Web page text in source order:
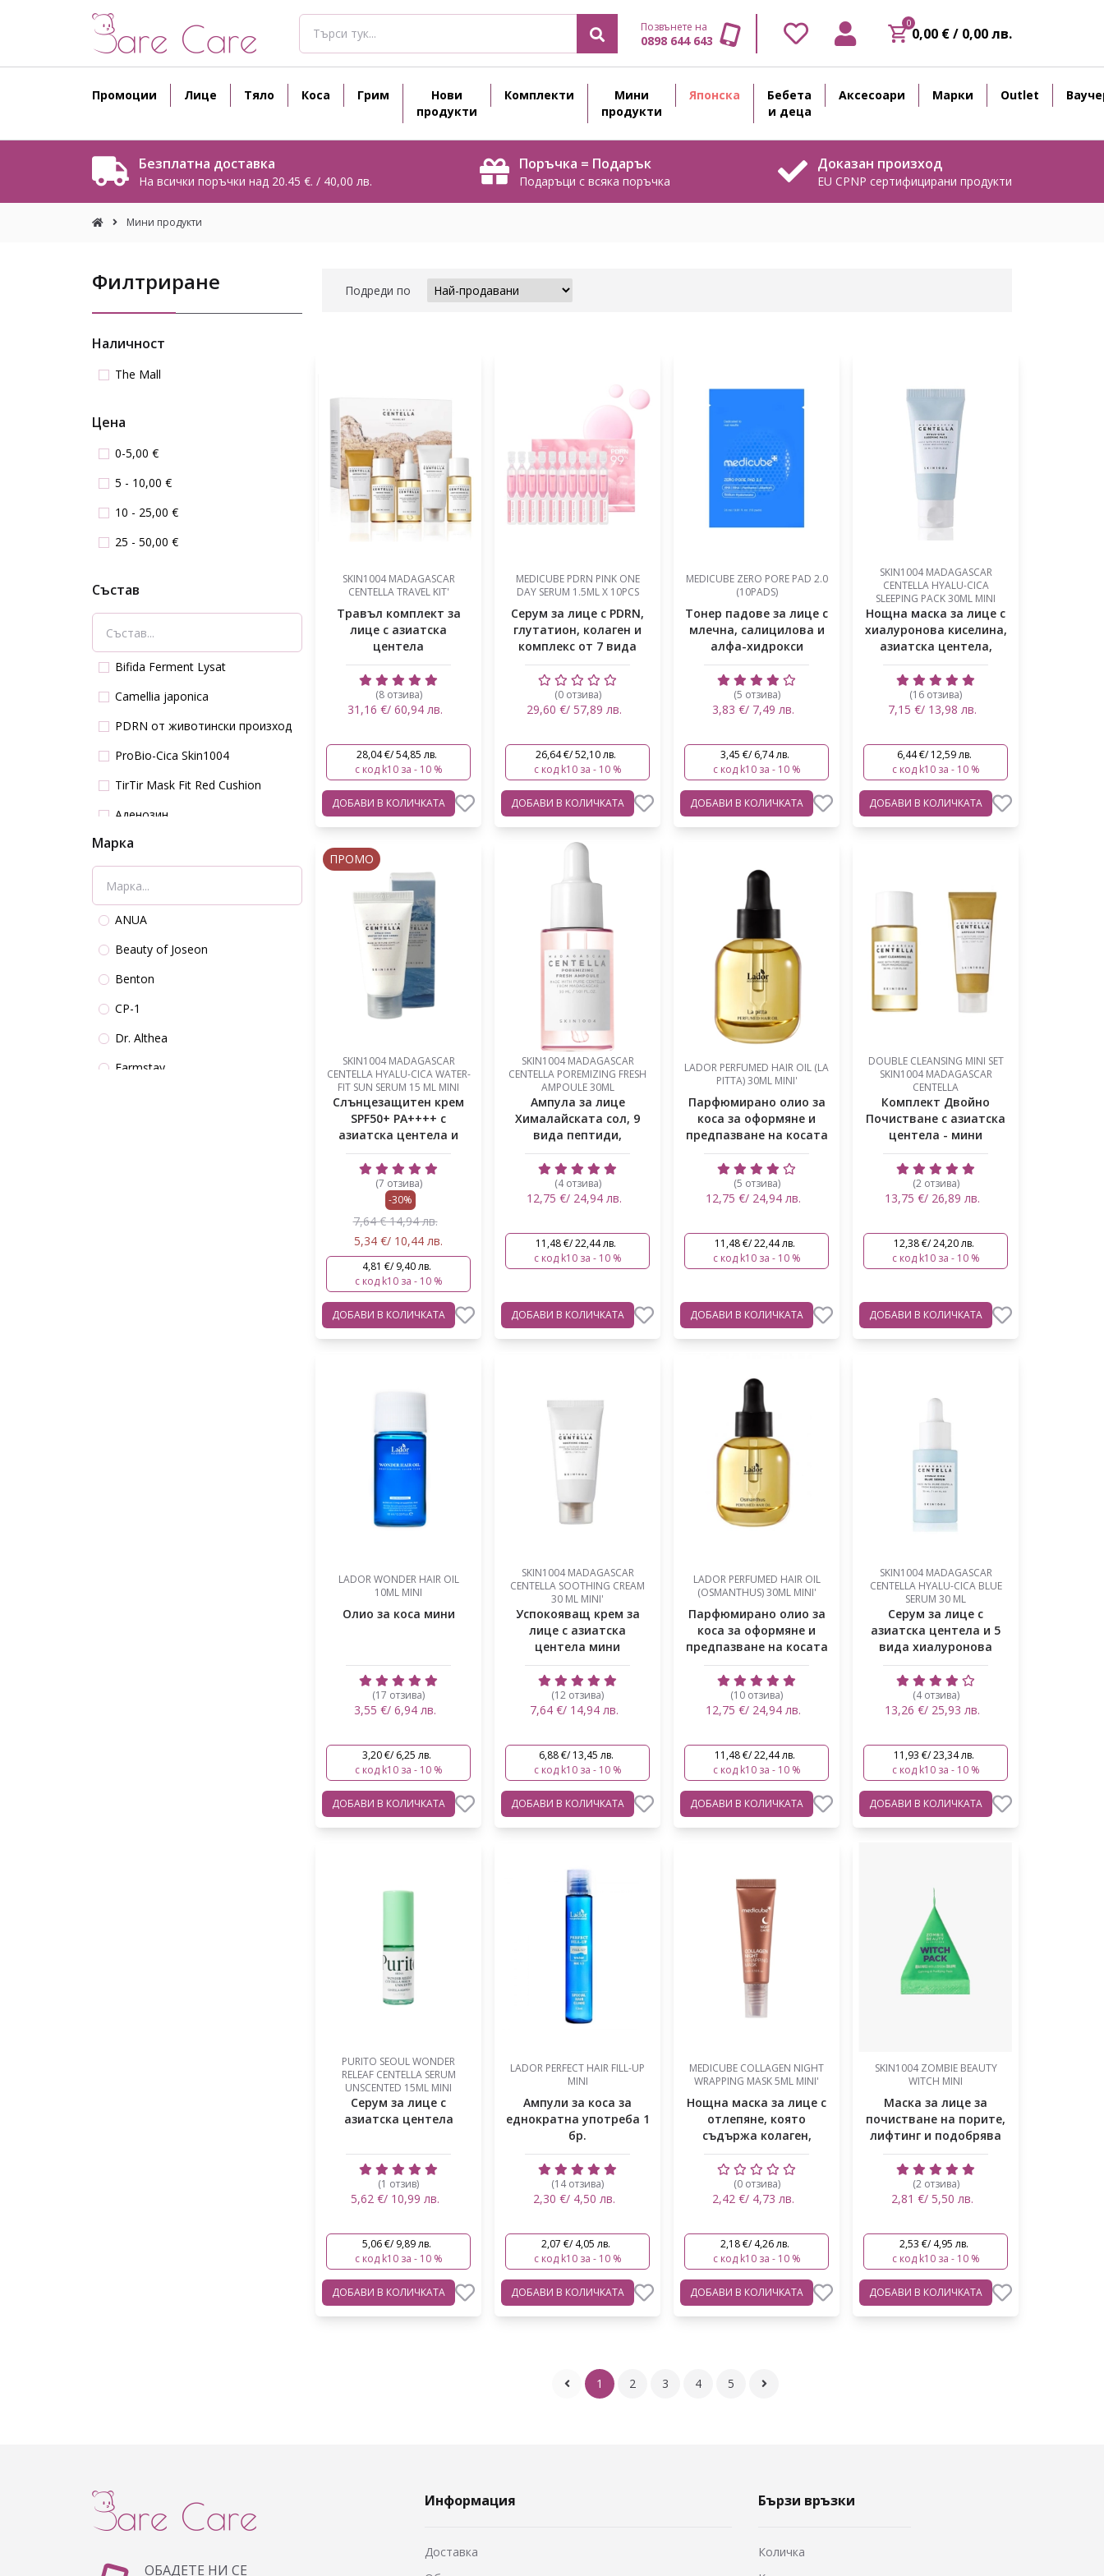
Позвънете на
0898 644 643
0
0,00 € / 0,00 лв.
Промоции Лице Тяло Коса Грим
Нови
продукти
Комплекти
Мини
продукти
Японска
Бебета
и деца
Аксесоари Марки Outlet
Безплатна доставка
На всички поръчки над 20.45 €. / 40,00 лв.
Поръчка = Подарък
Подаръци с всяка поръчка
Доказан произход
EU CPNP сертифицирани продукти
Мини продукти
Филтриране
Наличност
The Mall
Цена
0-5,00 €
5 - 10,00 €
10 - 25,00 €
25 - 50,00 €
Състав
Bifida Ferment Lysat
Camellia japonica
PDRN от животински произход
ProBio-Cica Skin1004
TirTir Mask Fit Red Cushion
Аденозин
Азиатска Центела
Алое
Арбутин
Марка
ANUA
Beauty of Joseon
Benton
CP-1
Dr. Althea
Farmstay
Подреди по
SKIN1004 MADAGASCAR
CENTELLA TRAVEL KIT'
Травъл комплект за
лице с азиатска
центела
(8 отзива)
31,16 €/ 60,94 лв.
28,04 €/ 54,85 лв.
с код k10 за - 10 %
ДОБАВИ В КОЛИЧКАТА
MEDICUBE PDRN PINK ONE
DAY SERUM 1.5ML X 10PCS
Серум за лице с PDRN,
глутатион, колаген и
комплекс от 7 вида
хиа...
(0 отзива)
29,60 €/ 57,89 лв.
26,64 €/ 52,10 лв.
с код k10 за - 10 %
ДОБАВИ В КОЛИЧКАТА
MEDICUBE ZERO PORE PAD 2.0
(10PADS)
Тонер падове за лице с
млечна, салицилова и
алфа-хидрокси
киселин...
(5 отзива)
3,83 €/ 7,49 лв.
3,45 €/ 6,74 лв.
с код k10 за - 10 %
ДОБАВИ В КОЛИЧКАТА
SKIN1004 MADAGASCAR
CENTELLA HYALU-CICA
SLEEPING PACK 30ML MINI
Нощна маска за лице с
хиалуронова киселина,
азиатска центела,
ниа...
(16 отзива)
7,15 €/ 13,98 лв.
6,44 €/ 12,59 лв.
с код k10 за - 10 %
ДОБАВИ В КОЛИЧКАТА
ПРОМО
SKIN1004 MADAGASCAR
CENTELLA HYALU-CICA WATER-
FIT SUN SERUM 15 ML MINI
Слънцезащитен крем
SPF50+ PA++++ с
азиатска центела и
хиалуроно...
(7 отзива)
-30%
7,64 € 14,94 лв.
5,34 €/ 10,44 лв.
4,81 €/ 9,40 лв.
с код k10 за - 10 %
ДОБАВИ В КОЛИЧКАТА
SKIN1004 MADAGASCAR
CENTELLA POREMIZING FRESH
AMPOULE 30ML
Ампула за лице
Хималайската сол, 9
вида пептиди,
азиатска центела...
(4 отзива)
12,75 €/ 24,94 лв.
11,48 €/ 22,44 лв.
с код k10 за - 10 %
ДОБАВИ В КОЛИЧКАТА
LADOR PERFUMED HAIR OIL (LA
PITTA) 30ML MINI'
Парфюмирано олио за
коса за оформяне и
предпазване на косата
(5 отзива)
12,75 €/ 24,94 лв.
11,48 €/ 22,44 лв.
с код k10 за - 10 %
ДОБАВИ В КОЛИЧКАТА
DOUBLE CLEANSING MINI SET
SKIN1004 MADAGASCAR
CENTELLA
Комплект Двойно
Почистване с азиатска
центела - мини
(2 отзива)
13,75 €/ 26,89 лв.
12,38 €/ 24,20 лв.
с код k10 за - 10 %
ДОБАВИ В КОЛИЧКАТА
LADOR WONDER HAIR OIL
10ML MINI
Олио за коса мини
(17 отзива)
3,55 €/ 6,94 лв.
3,20 €/ 6,25 лв.
с код k10 за - 10 %
ДОБАВИ В КОЛИЧКАТА
SKIN1004 MADAGASCAR
CENTELLA SOOTHING CREAM
30 ML MINI'
Успокояващ крем за
лице с азиатска
центела мини
(12 отзива)
7,64 €/ 14,94 лв.
6,88 €/ 13,45 лв.
с код k10 за - 10 %
ДОБАВИ В КОЛИЧКАТА
LADOR PERFUMED HAIR OIL
(OSMANTHUS) 30ML MINI'
Парфюмирано олио за
коса за оформяне и
предпазване на косата
(10 отзива)
12,75 €/ 24,94 лв.
11,48 €/ 22,44 лв.
с код k10 за - 10 %
ДОБАВИ В КОЛИЧКАТА
SKIN1004 MADAGASCAR
CENTELLA HYALU-CICA BLUE
SERUM 30 ML
Серум за лице с
азиатска центела и 5
вида хиалуронова
киселина ми...
(4 отзива)
13,26 €/ 25,93 лв.
11,93 €/ 23,34 лв.
с код k10 за - 10 %
ДОБАВИ В КОЛИЧКАТА
PURITO SEOUL WONDER
RELEAF CENTELLA SERUM
UNSCENTED 15ML MINI
Серум за лице с
азиатска центела
(1 отзив)
5,62 €/ 10,99 лв.
5,06 €/ 9,89 лв.
с код k10 за - 10 %
ДОБАВИ В КОЛИЧКАТА
LADOR PERFECT HAIR FILL-UP
MINI
Ампули за коса за
еднократна употреба 1
бр.
(14 отзива)
2,30 €/ 4,50 лв.
2,07 €/ 4,05 лв.
с код k10 за - 10 %
ДОБАВИ В КОЛИЧКАТА
MEDICUBE COLLAGEN NIGHT
WRAPPING MASK 5ML MINI'
Нощна маска за лице с
отлепяне, която
съдържа колаген,
ниацинамид...
(0 отзива)
2,42 €/ 4,73 лв.
2,18 €/ 4,26 лв.
с код k10 за - 10 %
ДОБАВИ В КОЛИЧКАТА
SKIN1004 ZOMBIE BEAUTY
WITCH MINI
Маска за лице за
почистване на порите,
лифтинг и подобрява
кожнит...
(2 отзива)
2,81 €/ 5,50 лв.
2,53 €/ 4,95 лв.
с код k10 за - 10 %
ДОБАВИ В КОЛИЧКАТА
1 2 3 4 5
ОБАДЕТЕ НИ СЕ
Информация
Доставка
Бързи връзки
Количка